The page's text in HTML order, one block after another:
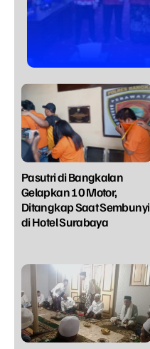
Pasutri di Bangkalan
Gelapkan 10 Motor,
Ditangkap Saat Sembunyi
di Hotel Surabaya